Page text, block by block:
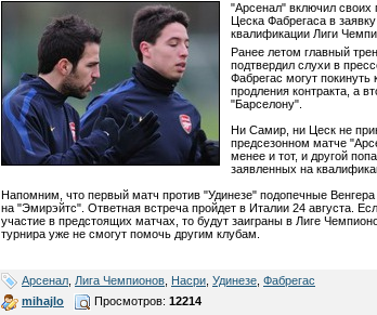
"Арсенал" включил
Цеска Фабрегаса в
квалификации Лиги
Ранее летом главный
подтвердил слухи в
Фабрегас могут
продления контракта, а
"Барселону".
Ни Самир, ни Цеск не
предсезонном матче
менее и тот, и другой
заявленных на
Напомним, что первый матч против "Удинезе" подопечные
на "Эмирэйтс". Ответная встреча пройдет в Италии 24 августа.
участие в предстоящих матчах, то будут заиграны в Лиге
турнира уже не смогут помочь другим клубам.
Арсенал Лига Чемпионов Насри Удинезе Фабрегас
mihajlo
Просмотров: 12214